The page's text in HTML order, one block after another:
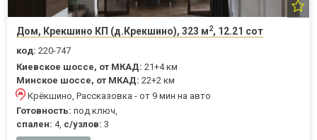
Дом, Крекшино КП (д.Крекшино), 323 м2, 12.21 сот
код: 220-747
Киевское шоссе, от МКАД: 21+4 км
Минское шоссе, от МКАД: 22+2 км
Крёкшино, Рассказовка - от 9 мин на авто
Готовность: под ключ,
спален: 4, с/узлов: 3